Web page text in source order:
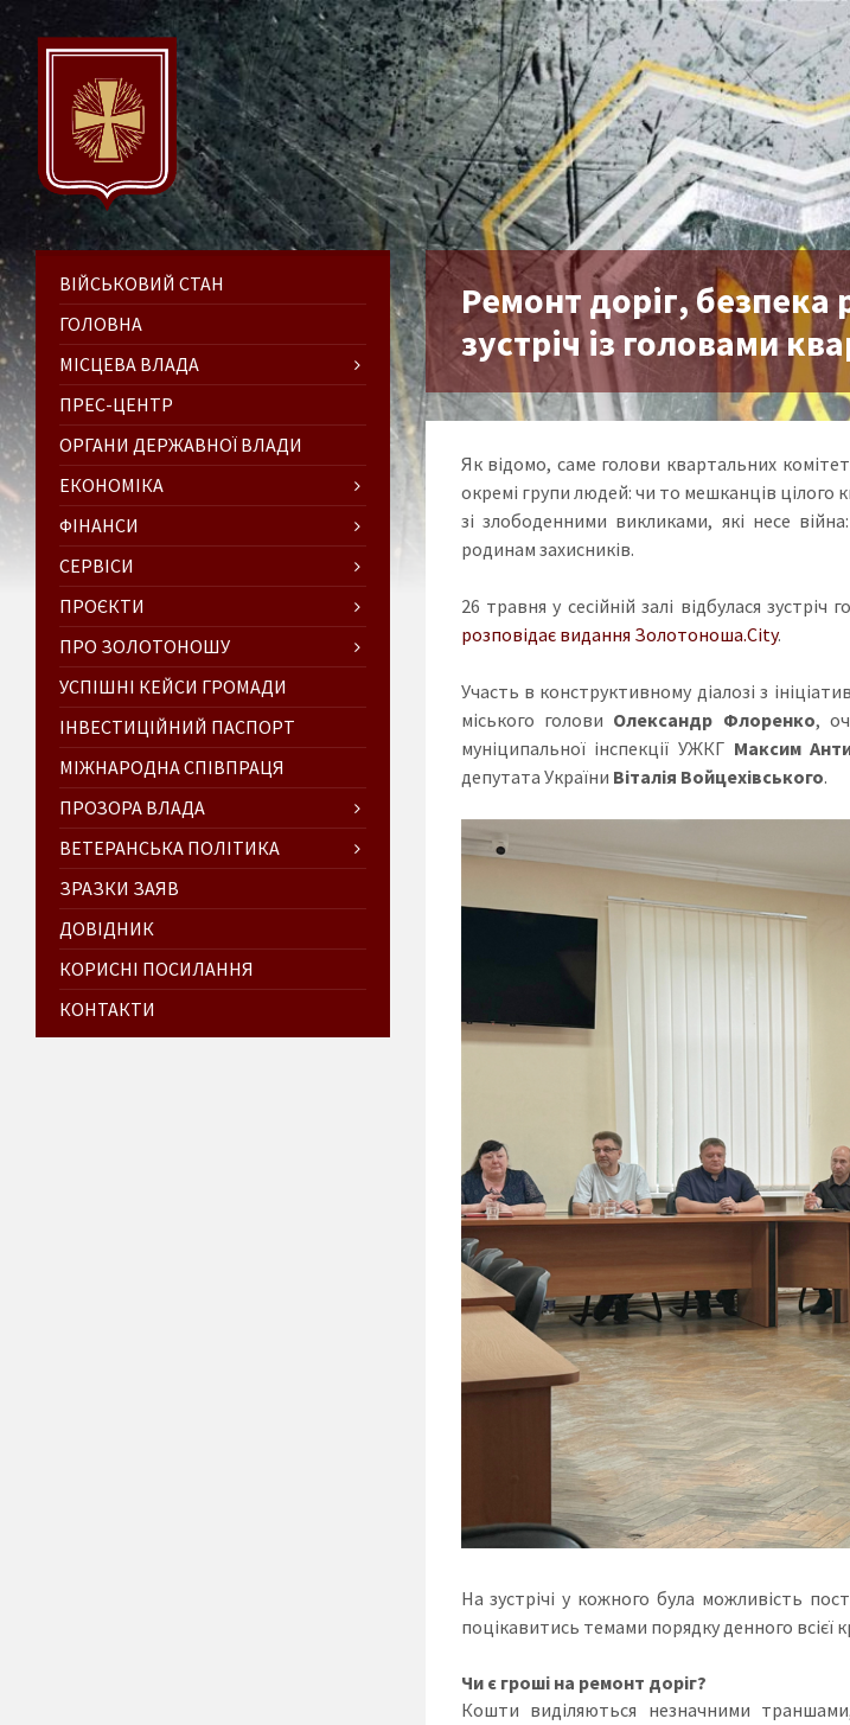
Ремонт доріг, безпека
зустріч із головами
Як відомо, саме голови квартальних
окремі групи людей: чи то мешканців цілого
зі злободенними викликами, які несе
родинам захисників.
26 травня у сесійній залі відбулася
розповідає видання Золотоноша.City.
Участь в конструктивному діалозі з
міського голови Олександр Флоренко,
муніципальної інспекції УЖКГ Максим
депутата України Віталія Войцехівського.
На зустрічі у кожного була можливість
поцікавитись темами порядку денного всієї
Чи є гроші на ремонт доріг?
Кошти виділяються незначними
ВІЙСЬКОВИЙ СТАН
ГОЛОВНА
МІСЦЕВА ВЛАДА
ПРЕС-ЦЕНТР
ОРГАНИ ДЕРЖАВНОЇ ВЛАДИ
ЕКОНОМІКА
ФІНАНСИ
СЕРВІСИ
ПРОЄКТИ
ПРО ЗОЛОТОНОШУ
УСПІШНІ КЕЙСИ ГРОМАДИ
ІНВЕСТИЦІЙНИЙ ПАСПОРТ
МІЖНАРОДНА СПІВПРАЦЯ
ПРОЗОРА ВЛАДА
ВЕТЕРАНСЬКА ПОЛІТИКА
ЗРАЗКИ ЗАЯВ
ДОВІДНИК
КОРИСНІ ПОСИЛАННЯ
КОНТАКТИ